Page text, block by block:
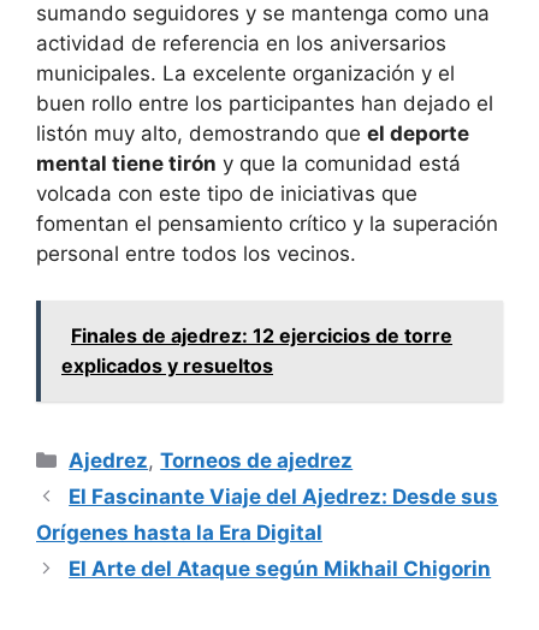
sumando seguidores y se mantenga como una
actividad de referencia en los aniversarios
municipales. La excelente organización y el
buen rollo entre los participantes han dejado el
listón muy alto, demostrando que el deporte
mental tiene tirón y que la comunidad está
volcada con este tipo de iniciativas que
fomentan el pensamiento crítico y la superación
personal entre todos los vecinos.
Finales de ajedrez: 12 ejercicios de torre
explicados y resueltos
Categorías
Ajedrez,Torneos de ajedrez
El Fascinante Viaje del Ajedrez: Desde sus
Orígenes hasta la Era Digital
El Arte del Ataque según Mikhail Chigorin